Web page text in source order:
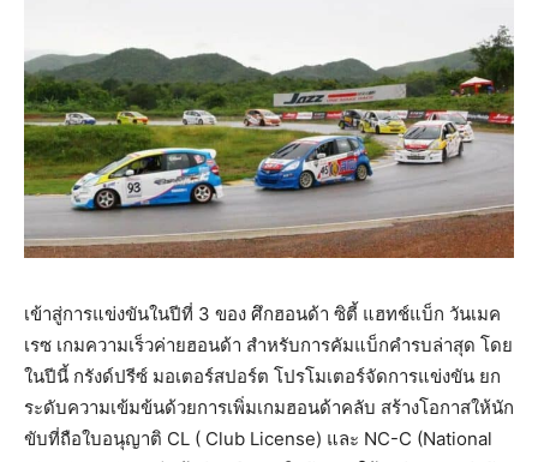
เข้าสู่การแข่งขันในปีที่ 3 ของ ศึกฮอนด้า ซิตี้ แฮทช์แบ็ก วันเมค
เรซ เกมความเร็วค่ายฮอนด้า สำหรับการคัมแบ็กคำรบล่าสุด โดย
ในปีนี้ กรังด์ปรีซ์ มอเตอร์สปอร์ต โปรโมเตอร์จัดการแข่งขัน ยก
ระดับความเข้มข้นด้วยการเพิ่มเกมฮอนด้าคลับ สร้างโอกาสให้นัก
ขับที่ถือใบอนุญาติ CL ( Club License) และ NC-C (National